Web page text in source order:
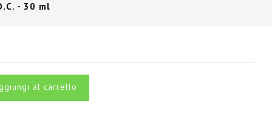
- 30 ml
al carrello